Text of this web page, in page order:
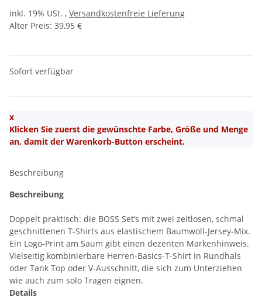
inkl. 19% USt. , Versandkostenfreie Lieferung
Alter Preis: 39,95 €
Sofort verfügbar
x
Klicken Sie zuerst die gewünschte Farbe, Größe und Menge
an, damit der Warenkorb-Button erscheint.
Beschreibung
Beschreibung
Doppelt praktisch: die BOSS Set‘s mit zwei zeitlosen, schmal
geschnittenen T-Shirts aus elastischem Baumwoll-Jersey-Mix.
Ein Logo-Print am Saum gibt einen dezenten Markenhinweis.
Vielseitig kombinierbare Herren-Basics-T-Shirt in Rundhals
oder Tank Top oder V-Ausschnitt, die sich zum Unterziehen
wie auch zum solo Tragen eignen.
Details